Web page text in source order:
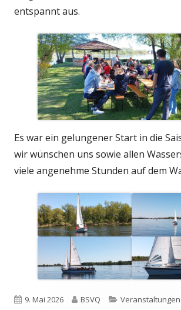
entspannt aus.
Es war ein gelungener Start in die
wir wünschen uns sowie allen
viele angenehme Stunden auf dem
Veröffentlicht
9. Mai 2026 Autor
BSVQ Kategorien
Veranstaltungen